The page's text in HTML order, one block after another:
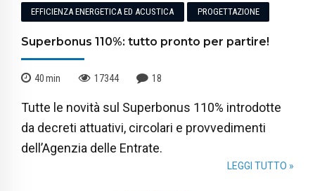
EFFICIENZA ENERGETICA ED ACUSTICA PROGETTAZIONE
Superbonus 110%: tutto pronto per partire!
40min 17344 18
Tutte le novità sul Superbonus 110% introdotte
da decreti attuativi, circolari e provvedimenti
dell’Agenzia delle Entrate.
LEGGI TUTTO »